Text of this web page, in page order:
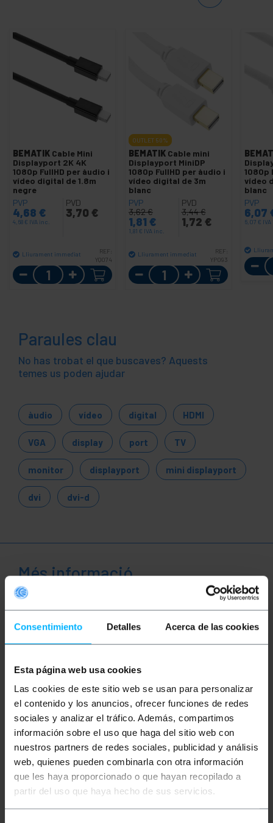
Consentimiento Detalles Acerca de las cookies
Esta página web usa cookies
Las cookies de este sitio web se usan para personalizar
el contenido y los anuncios, ofrecer funciones de redes
sociales y analizar el tráfico. Además, compartimos
información sobre el uso que haga del sitio web con
nuestros partners de redes sociales, publicidad y análisis
web, quienes pueden combinarla con otra información
que les haya proporcionado o que hayan recopilado a
partir del uso que haya hecho de sus servicios.
BEMATIK Cable Mini
Displayport 2K 4K
1080p FullHD per àudio i
vídeo digital de 1.8m
negre
PVP
4,68 €
4,68 € IVA inc.
PVD
3,70 €
Lliurament immediat
REF:
YQ074
Quantitat
OUTLET 50%
BEMATIK Cable mini
Displayport MiniDP
1080p FullHD per àudio i
vídeo digital de 3m
blanc
PVP
3,62€
1,81 €
1,81 € IVA inc.
PVD
3,44€
1,72 €
Lliurament immediat
REF:
YP093
Quantitat
1080p
vídeo
blanc
PVP
6,07
6,07 €
Paraules clau
No has trobat el que buscaves? Aquests
temes us poden ajudar
àudio vídeo digital HDMI
VGA display port TV
monitor displayport mini displayport
dvi dvi-d
Més informació
connectors mascle en ambdós extrems del cable.
Permet connectar fàcilment un port DP d'ordinador
a una HDTV, monitor o projector amb port DP. En un
extrem disposa de connector DisplayPort mascle
(DP), i en l'altre extrem de Mini DisplayPort mascle
(MDP). Permet transferir àudio i vídeo d'alta
definició.
especificacions
Cable DisplayPort 4K 2K 1080P Full-HD UHD,
amb connectors mascle en ambdós extrems
del cable. En un extrem disposa de connector
DisplayPort mascle (DP), i en l'altre extrem de
Mini DisplayPort mascle (MDP).
Permet connectar fàcilment un port Mini